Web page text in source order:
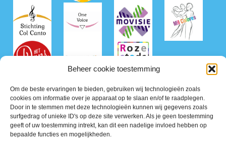
Beheer cookie toestemming
Om de beste ervaringen te bieden, gebruiken wij technologieën zoals
cookies om informatie over je apparaat op te slaan en/of te raadplegen.
Door in te stemmen met deze technologieën kunnen wij gegevens zoals
surfgedrag of unieke ID's op deze site verwerken. Als je geen toestemming
geeft of uw toestemming intrekt, kan dit een nadelige invloed hebben op
bepaalde functies en mogelijkheden.